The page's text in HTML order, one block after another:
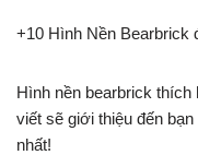
+10 Hình Nền Bearbrick
Hình nền bearbrick thích
viết sẽ giới thiệu đến
nhất!